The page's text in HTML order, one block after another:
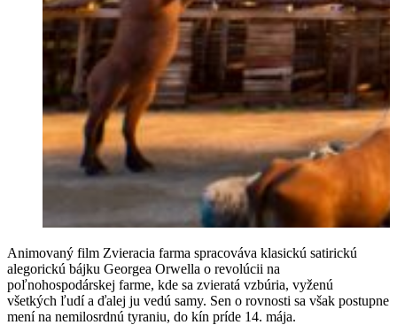
Animovaný film Zvieracia farma spracováva klasickú satirickú
alegorickú bájku Georgea Orwella o revolúcii na
poľnohospodárskej farme, kde sa zvieratá vzbúria, vyženú
všetkých ľudí a ďalej ju vedú samy. Sen o rovnosti sa však postupne
mení na nemilosrdnú tyraniu, do kín príde 14. mája.